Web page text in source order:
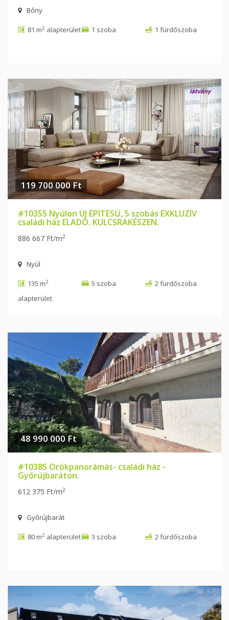
Bőny
81 m2 alapterület 1 szoba 1 fürdőszoba
119 700 000 Ft
#10355 Nyúlon ÚJ ÉPÍTÉSŰ, 5 szobás EXKLUZÍV
családi ház ELADÓ. KULCSRAKÉSZEN.
886 667 Ft/m2
Nyúl
135 m2
alapterület
5 szoba 2 fürdőszoba
48 990 000 Ft
#10385 Örökpanorámás- családi ház -
Győrújbaráton.
612 375 Ft/m2
Győrújbarát
80 m2 alapterület 3 szoba 2 fürdőszoba